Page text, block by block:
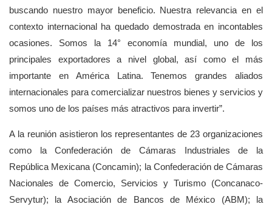
buscando nuestro mayor beneficio. Nuestra relevancia en el
contexto internacional ha quedado demostrada en incontables
ocasiones. Somos la 14° economía mundial, uno de los
principales exportadores a nivel global, así como el más
importante en América Latina. Tenemos grandes aliados
internacionales para comercializar nuestros bienes y servicios y
somos uno de los países más atractivos para invertir”.
A la reunión asistieron los representantes de 23 organizaciones
como la Confederación de Cámaras Industriales de la
República Mexicana (Concamin); la Confederación de Cámaras
Nacionales de Comercio, Servicios y Turismo (Concanaco-
Servytur); la Asociación de Bancos de México (ABM); la